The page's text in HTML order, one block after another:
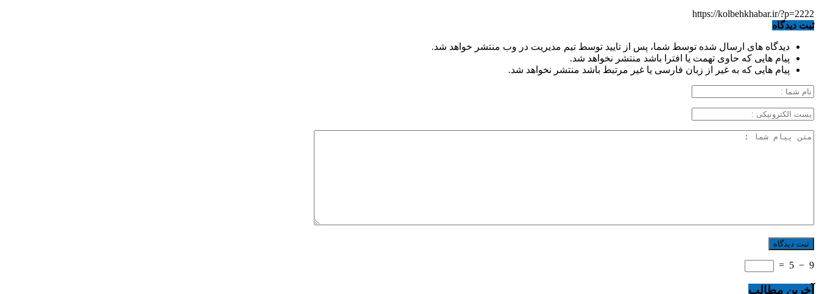
https://kolbehkhabar.ir/?p=2222
ثبت دیدگاه
دیدگاه های ارسال شده توسط شما، پس از تایید توسط تیم مدیریت در وب منتشر خواهد شد.
پیام هایی که حاوی تهمت یا افترا باشد منتشر نخواهد شد.
پیام هایی که به غیر از زبان فارسی یا غیر مرتبط باشد منتشر نخواهد شد.
9
−
5
=
آخرین مطالب